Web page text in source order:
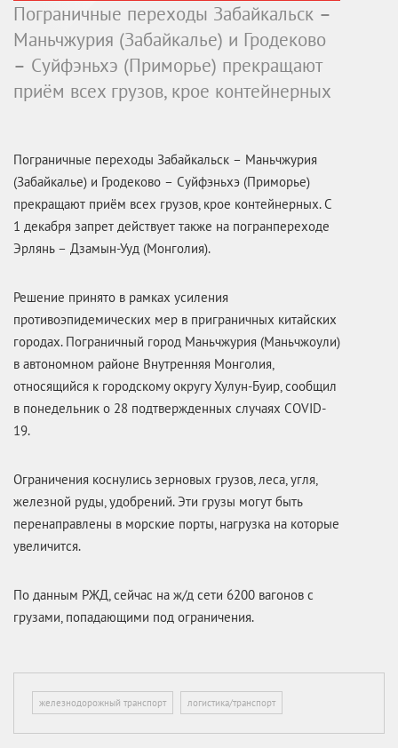
Пограничные переходы Забайкальск –
Маньчжурия (Забайкалье) и Гродеково
– Суйфэньхэ (Приморье) прекращают
приём всех грузов, крое контейнерных
Пограничные переходы Забайкальск – Маньчжурия
(Забайкалье) и Гродеково – Суйфэньхэ (Приморье)
прекращают приём всех грузов, крое контейнерных. С
1 декабря запрет действует также на погранпереходе
Эрлянь – Дзамын-Ууд (Монголия).
Решение принято в рамках усиления
противоэпидемических мер в приграничных китайских
городах. Пограничный город Маньчжурия (Маньчжоули)
в автономном районе Внутренняя Монголия,
относящийся к городскому округу Хулун-Буир, сообщил
в понедельник о 28 подтвержденных случаях COVID-
19.
Ограничения коснулись зерновых грузов, леса, угля,
железной руды, удобрений. Эти грузы могут быть
перенаправлены в морские порты, нагрузка на которые
увеличится.
По данным РЖД, сейчас на ж/д сети 6200 вагонов с
грузами, попадающими под ограничения.
железнодорожный транспорт логистика/транспорт